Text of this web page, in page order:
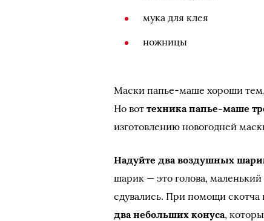
мука для клея
ножницы
Маски папье-маше хороши
Но воттехника папье-маше
изготовлению новогодней
Надуйте два воздушных
шарик — это голова,
сдувались. При помощи
два небольших конуса,